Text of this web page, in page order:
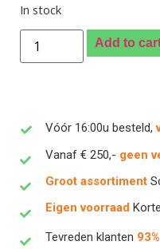
In stock
Add to
Vóór 16:00u besteld,
Vanaf € 250,- geen
Groot assortiment
Eigen voorraad
Tevreden klanten